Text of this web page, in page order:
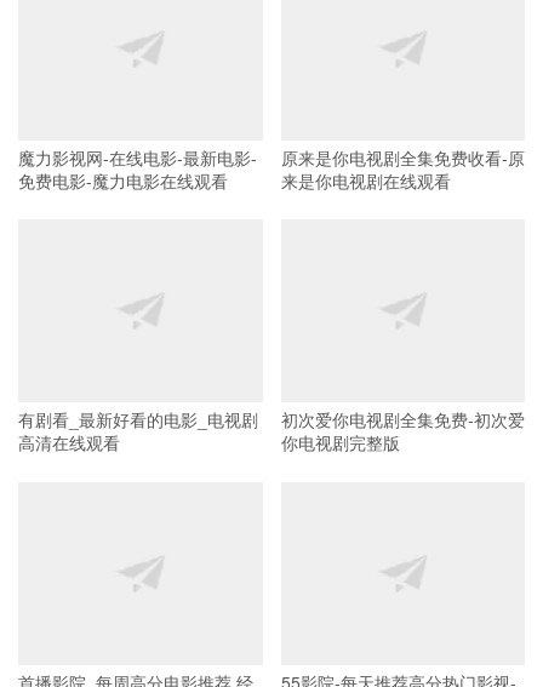
魔力影视网-在线电影-最新电影-
免费电影-魔力电影在线观看
原来是你电视剧全集免费收看-原
来是你电视剧在线观看
有剧看_最新好看的电影_电视剧
高清在线观看
初次爱你电视剧全集免费-初次爱
你电视剧完整版